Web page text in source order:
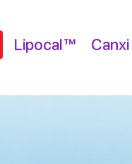
Lipocal™